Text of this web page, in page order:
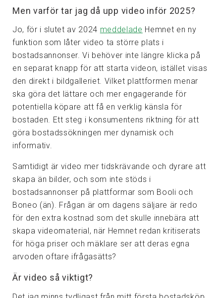
Men varför tar jag då upp video inför 2025?
Jo, för i slutet av 2024 meddelade Hemnet en ny
funktion som låter video ta större plats i
bostadsannonser. Vi behöver inte längre klicka på
en separat knapp för att starta videon, istället visas
den direkt i bildgalleriet. Vilket plattformen menar
ska göra det lättare och mer engagerande för
potentiella köpare att få en verklig känsla för
bostaden. Ett steg i konsumentens riktning för att
göra bostadssökningen mer dynamisk och
informativ.
Samtidigt är video mer tidskrävande och dyrare att
skapa än bilder, och som inte stöds i
bostadsannonser på plattformar som Booli och
Boneo (än). Frågan är om dagens säljare är redo
för den extra kostnad som det skulle innebära att
skapa videomaterial, när Hemnet redan kritiserats
för höga priser och mäklare ser att deras egna
arvoden oftare ifrågasätts?
Är video så viktigt?